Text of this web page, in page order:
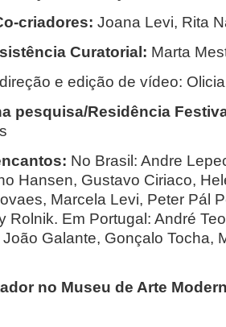
criadores: Joana Levi, Rita
ência Curatorial: Marta
e edição de vídeo:
pesquisa/Residência
No Brasil: Andre
Hansen, Gustavo Ciriaco,
Marcela Levi, Peter Pál
Rolnik. Em Portugal: André
Galante, Gonçalo Tocha,
no Museu de Arte